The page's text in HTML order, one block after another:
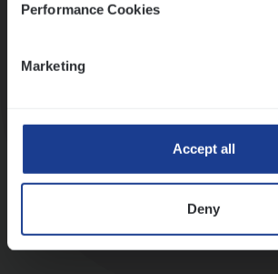
Performance Cookies
Marketing
Accept all
Deny